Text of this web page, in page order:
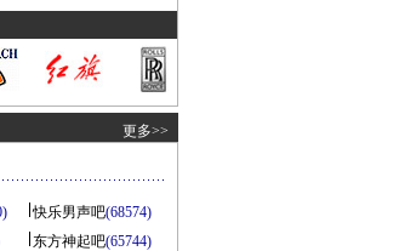
更多>>
快乐男声吧(68574)
东方神起吧(65744)